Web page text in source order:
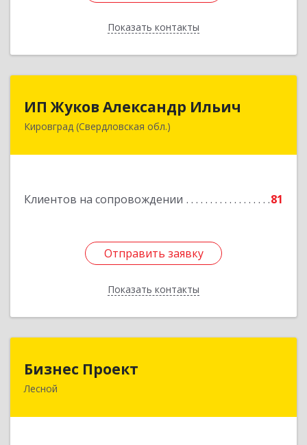
Показать контакты
Назад
ИП Жуков Александр Ильич
Кировград (Свердловская обл.)
Клиентов на сопровождении 81
Отправить заявку
Показать контакты
624140, Свердловская обл, Кировград г,
Отправить заявку
Назад
Бизнес Проект
Лесной
624200, Свердловская обл, Лесной г, Сиротина